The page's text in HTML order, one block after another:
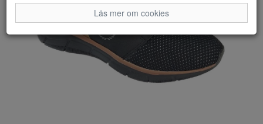
Läs mer om cookies